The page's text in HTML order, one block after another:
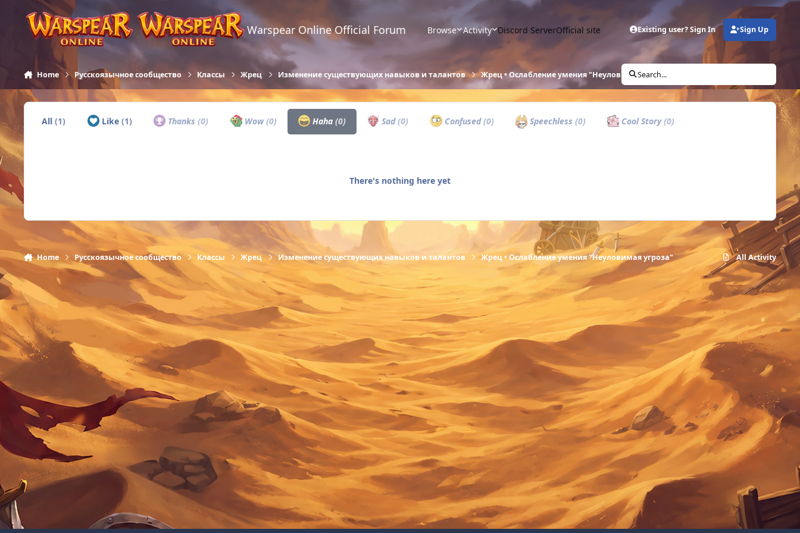
Skip to content
Warspear Online Official Forum Browse Activity Discord ServerOfficial site Existing user? Sign In Sign Up
Home Русскоязычное сообщество Классы Жрец Изменение существующих навыков и талантов Жрец • Ослабление умения "Неуловимая угроза"
Search...
All(1) Like (1) Thanks(0) Wow(0) Haha (0) Sad(0) Confused(0) Speechless (0) Cool Story(0)
There's nothing here yet
Home Русскоязычное сообщество Классы Жрец Изменение существующих навыков и талантов Жрец • Ослабление умения "Неуловимая угроза" All Activity